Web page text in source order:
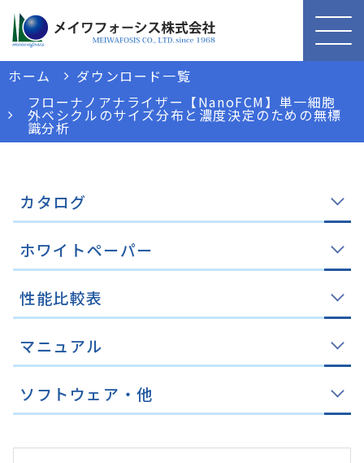
ホーム
ダウンロード一覧
フローナノアナライザー【NanoFCM】単一細胞
外ベシクルのサイズ分布と濃度決定のための無標
識分析
カタログ
ホワイトペーパー
性能比較表
マニュアル
ソフトウェア・他